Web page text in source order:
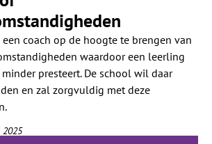
coach op de hoogte te brengen van
waardoor een leerling
presteert. De school wil daar
en zal zorgvuldig met deze